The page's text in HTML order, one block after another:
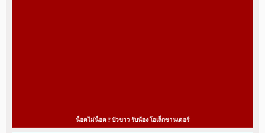
น็อคไม่น็อค ? บัวขาว รับน้อง โอเล็กซานเดอร์